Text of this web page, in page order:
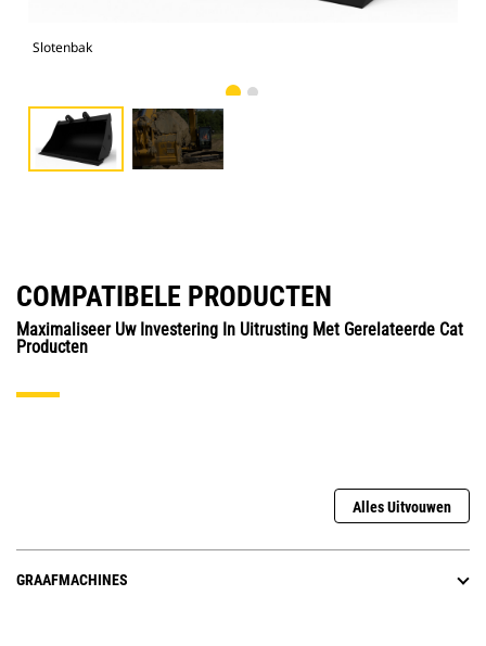
Slotenbak
COMPATIBELE PRODUCTEN
Maximaliseer Uw Investering In Uitrusting Met Gerelateerde Cat
Producten
Alles Uitvouwen
GRAAFMACHINES